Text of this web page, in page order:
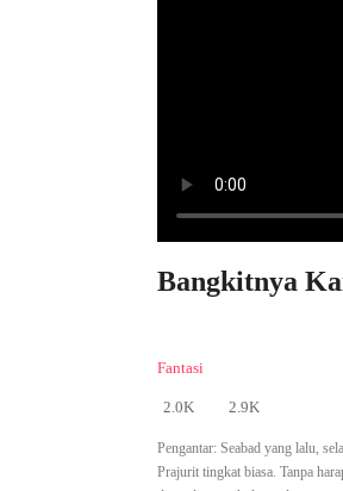
Bangkitnya
Fantasi
2.0K 2.9K
Pengantar: Seabad yang lalu,
Prajurit tingkat biasa. Tanpa